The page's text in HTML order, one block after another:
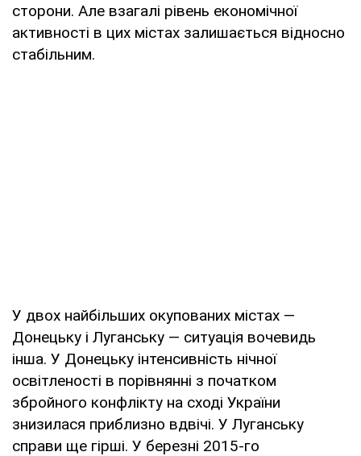
сторони. Але взагалі рівень економічної
активності в цих містах залишається відносно
стабільним.
У двох найбільших окупованих містах —
Донецьку і Луганську — ситуація вочевидь
інша. У Донецьку інтенсивність нічної
освітленості в порівнянні з початком
збройного конфлікту на сході України
знизилася приблизно вдвічі. У Луганську
справи ще гірші. У березні 2015-го